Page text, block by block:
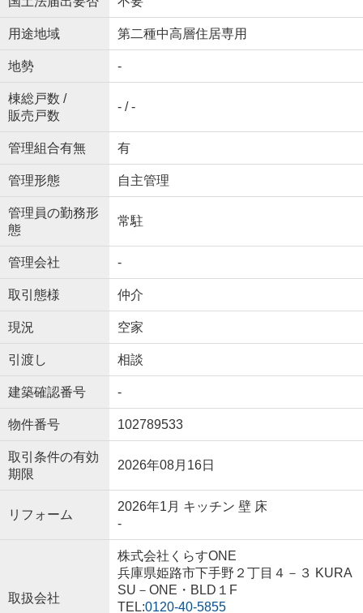
用途地域 第二種中高層住居専用
地勢 -
棟総戸数 /
販売戸数
- / -
管理組合有無 有
管理形態 自主管理
管理員の勤務形
態
常駐
管理会社 -
取引態様 仲介
現況 空家
引渡し 相談
建築確認番号 -
物件番号 102789533
取引条件の有効
期限
2026年08月16日
リフォーム
2026年1月 キッチン 壁 床
-
取扱会社
株式会社くらすONE
兵庫県姫路市下手野２丁目４－３ KURA
SU－ONE・BLD１F
TEL:0120-40-5855